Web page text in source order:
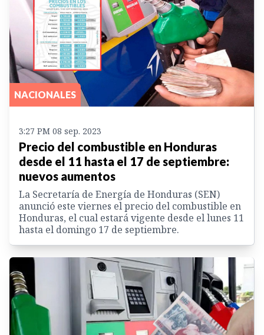
NACIONALES
3:27 PM 08 sep. 2023
Precio del combustible en Honduras
desde el 11 hasta el 17 de septiembre:
nuevos aumentos
La Secretaría de Energía de Honduras (SEN)
anunció este viernes el precio del combustible en
Honduras, el cual estará vigente desde el lunes 11
hasta el domingo 17 de septiembre.